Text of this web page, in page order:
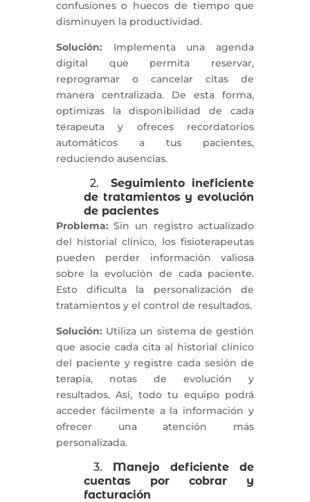
confusiones o huecos de tiempo que
disminuyen la productividad.
Solución: Implementa una agenda
digital que permita reservar,
reprogramar o cancelar citas de
manera centralizada. De esta forma,
optimizas la disponibilidad de cada
terapeuta y ofreces recordatorios
automáticos a tus pacientes,
reduciendo ausencias.
2.Seguimiento ineficiente
de tratamientos y evolución
de pacientes
Problema: Sin un registro actualizado
del historial clínico, los fisioterapeutas
pueden perder información valiosa
sobre la evolución de cada paciente.
Esto dificulta la personalización de
tratamientos y el control de resultados.
Solución: Utiliza un sistema de gestión
que asocie cada cita al historial clínico
del paciente y registre cada sesión de
terapia, notas de evolución y
resultados. Así, todo tu equipo podrá
acceder fácilmente a la información y
ofrecer una atención más
personalizada.
3. Manejo deficiente de
cuentas por cobrar y
facturación